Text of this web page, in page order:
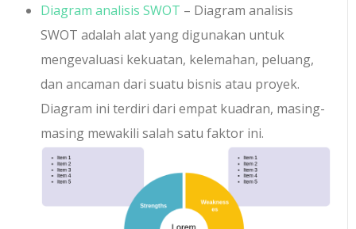
Diagram analisis SWOT – Diagram analisis
SWOT adalah alat yang digunakan untuk
mengevaluasi kekuatan, kelemahan, peluang,
dan ancaman dari suatu bisnis atau proyek.
Diagram ini terdiri dari empat kuadran, masing-
masing mewakili salah satu faktor ini.